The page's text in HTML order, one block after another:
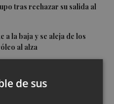
tras rechazar su salida al
a la baja y se aleja de los
al alza
de sus